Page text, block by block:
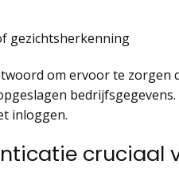
gezichtsherkenning
om ervoor te
inloggen.
cruciaal